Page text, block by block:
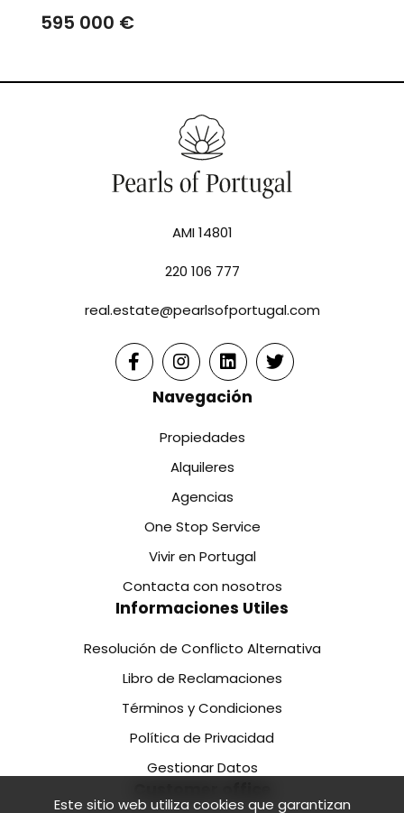
595 000 €
AMI 14801
220 106 777
real.estate@pearlsofportugal.com
Navegación
Propiedades
Alquileres
Agencias
One Stop Service
Vivir en Portugal
Contacta con nosotros
Informaciones Utiles
Resolución de Conflicto Alternativa
Libro de Reclamaciones
Términos y Condiciones
Política de Privacidad
Gestionar Datos
Este sitio web utiliza cookies que garantizan